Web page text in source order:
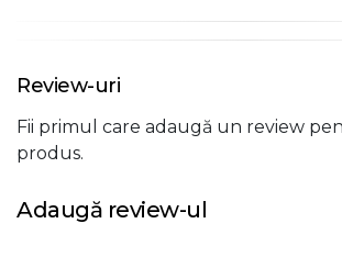
Review-uri
Fii primul care adaugă un review
produs.
Adaugă review-ul